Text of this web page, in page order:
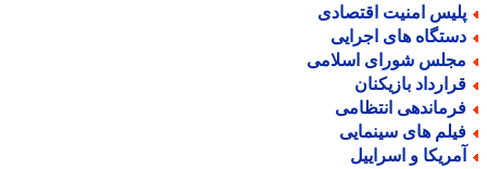
امنیت اقتصادی
های اجرایی
شورای اسلامی
بازیکنان
انتظامی
های سینمایی
و اسراییل